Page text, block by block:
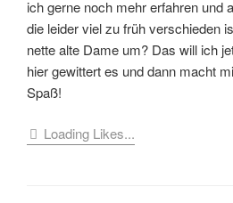
ich gerne noch mehr erfahren und
die leider viel zu früh verschieden
nette alte Dame um? Das will ich
hier gewittert es und dann macht
Spaß!
Loading Likes...